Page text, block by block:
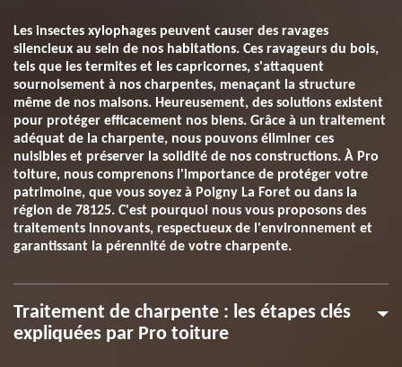
Les insectes xylophages peuvent causer des ravages
silencieux au sein de nos habitations. Ces ravageurs du bois,
tels que les termites et les capricornes, s'attaquent
sournoisement à nos charpentes, menaçant la structure
même de nos maisons. Heureusement, des solutions existent
pour protéger efficacement nos biens. Grâce à un traitement
adéquat de la charpente, nous pouvons éliminer ces
nuisibles et préserver la solidité de nos constructions. À Pro
toiture, nous comprenons l'importance de protéger votre
patrimoine, que vous soyez à Poigny La Foret ou dans la
région de 78125. C'est pourquoi nous vous proposons des
traitements innovants, respectueux de l'environnement et
garantissant la pérennité de votre charpente.
Traitement de charpente : les étapes clés
expliquées par Pro toiture